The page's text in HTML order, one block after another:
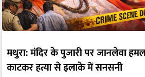
मथुरा: मंदिर के पुजारी पर जानलेवा
काटकर हत्या से इलाके में सनसनी